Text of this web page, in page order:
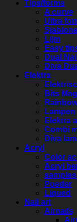
Tips/forms
A curve
Ultra
Lijm
Easy
Dual
Diva
Elektra
Bits
Lampen
Elektra
Combi
Diva
Acryl
Color
Acryl
samples
Poeder
Liqued
Nail art
Airnails